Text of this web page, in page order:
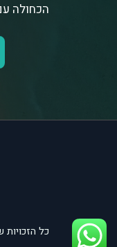
הכחולה
כל הזכויות